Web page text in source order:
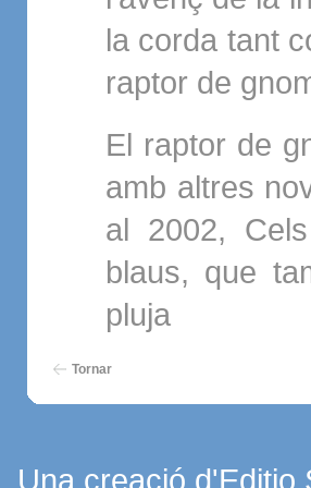
la corda tant
raptor de
El raptor de
amb altres
al 2002,
blaus, que
pluja
Tornar
Una creació